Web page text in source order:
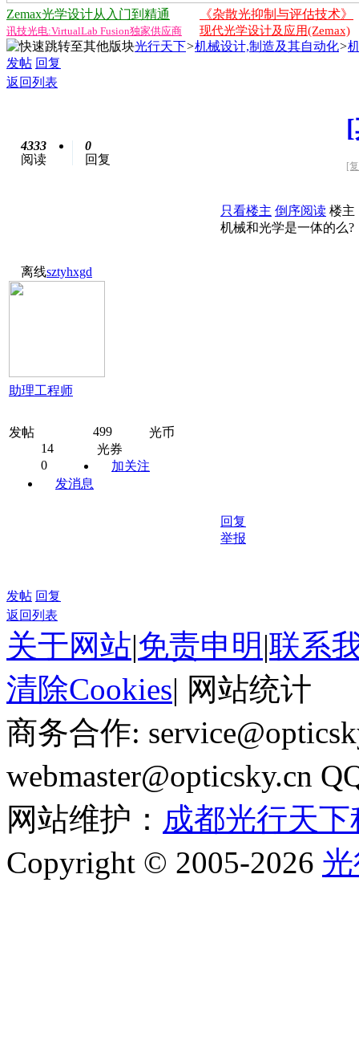
Zemax光学设计从入门到精通 《杂散光抑制与评估技术》
讯技光电:VirtualLab Fusion独家供应商 现代光学设计及应用(Zemax)
光行天下>机械设计,制造及其自动化>
发帖 回复
返回列表
4333
阅读
0
回复
[
离线sztyhxgd
助理工程师
发帖 499
光币
14
光券
0
加关注
发消息
只看楼主 倒序阅读 楼主
机械和光学是一体的么?
回复
举报
发帖 回复
返回列表
关于网站|免责申明 |联系
清除Cookies| 网站统计
商务合作:
webmaster@opticsky.cn
网站维护： 成都光行天
Copyright © 2005-2026